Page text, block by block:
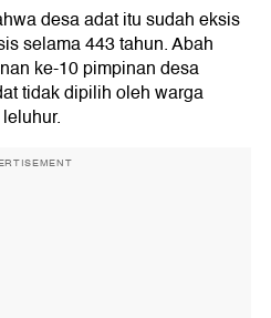
desa adat itu sudah eksis
selama 443 tahun. Abah
ke-10 pimpinan desa
tidak dipilih oleh warga